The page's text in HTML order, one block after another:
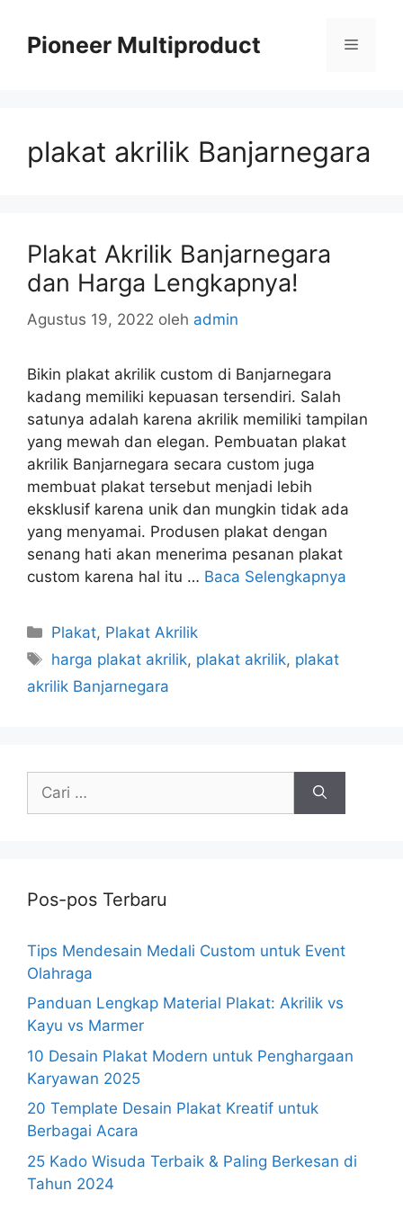
Pioneer Multiproduct Menu
plakat akrilik Banjarnegara
Plakat Akrilik Banjarnegara
dan Harga Lengkapnya!
Agustus 19, 2022 oleh admin
Bikin plakat akrilik custom di Banjarnegara
kadang memiliki kepuasan tersendiri. Salah
satunya adalah karena akrilik memiliki tampilan
yang mewah dan elegan. Pembuatan plakat
akrilik Banjarnegara secara custom juga
membuat plakat tersebut menjadi lebih
eksklusif karena unik dan mungkin tidak ada
yang menyamai. Produsen plakat dengan
senang hati akan menerima pesanan plakat
custom karena hal itu … Baca Selengkapnya
Kategori
Plakat, Plakat Akrilik
Tag
harga plakat akrilik, plakat akrilik, plakat
akrilik Banjarnegara
untuk:
Pos-pos Terbaru
Tips Mendesain Medali Custom untuk Event
Olahraga
Panduan Lengkap Material Plakat: Akrilik vs
Kayu vs Marmer
10 Desain Plakat Modern untuk Penghargaan
Karyawan 2025
20 Template Desain Plakat Kreatif untuk
Berbagai Acara
25 Kado Wisuda Terbaik & Paling Berkesan di
Tahun 2024